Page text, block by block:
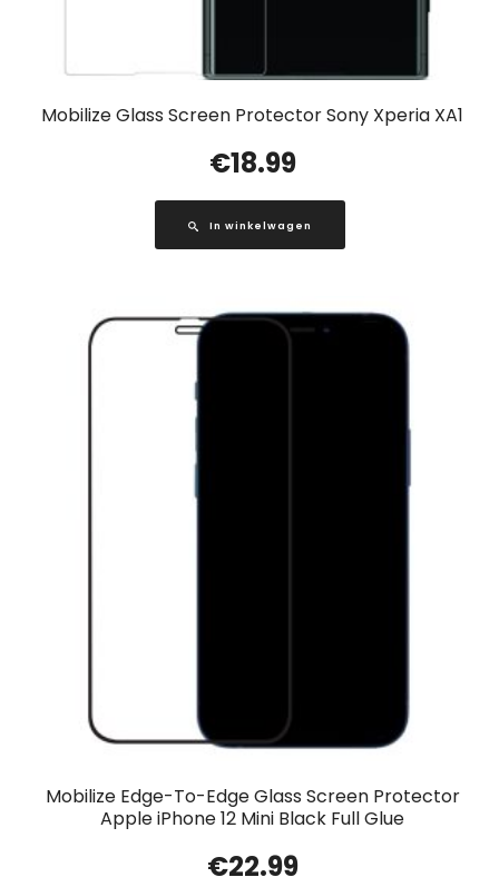
Mobilize Glass Screen Protector Sony Xperia XA1
€18.99
In winkelwagen
Mobilize Edge-To-Edge Glass Screen Protector
Apple iPhone 12 Mini Black Full Glue
€22.99